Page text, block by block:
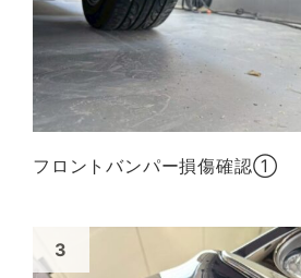
フロントバンパー損傷確認①